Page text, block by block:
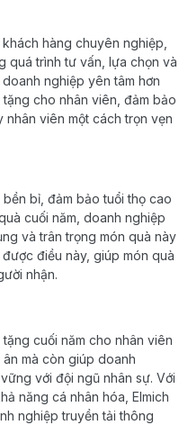
hàng chuyên nghiệp,
quá trình tư vấn, lựa chọn và
nghiệp yên tâm hơn
cho nhân viên, đảm bảo
viên một cách trọn vẹn
bỉ, đảm bảo tuổi thọ cao
cuối năm, doanh nghiệp
và trân trọng món quà này
điều này, giúp món quà
nhận.
cuối năm cho nhân viên
mà còn giúp doanh
với đội ngũ nhân sự. Với
năng cá nhân hóa, Elmich
nghiệp truyền tải thông